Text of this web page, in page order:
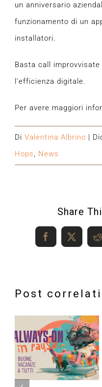
un anniversario
funzionamento di un
installatori.
Basta call
l’efficienza digitale.
Per avere maggiori
Di Valentina Albrino |
Hops, News
Share
Facebook
X
Post correlati